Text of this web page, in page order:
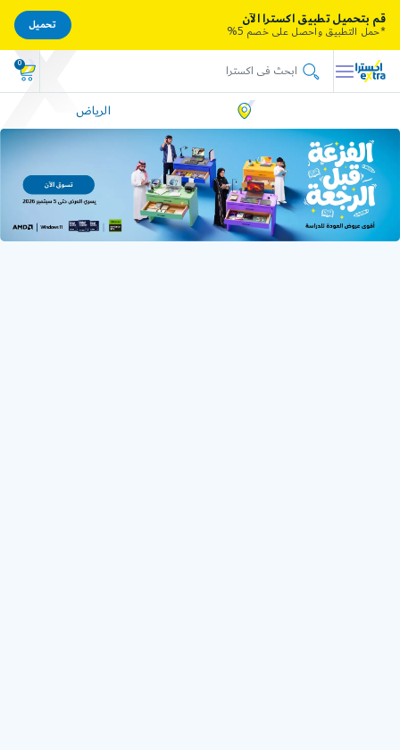
0
الرياض
قم بتحميل تطبيق اكسترا الآن
*حمل التطبيق واحصل على خصم 5%
تحميل